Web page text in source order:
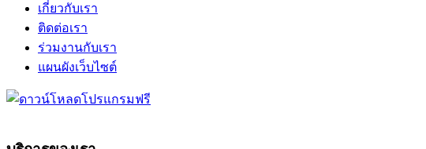
เกี่ยวกับเรา
ติดต่อเรา
ร่วมงานกับเรา
แผนผังเว็บไซต์